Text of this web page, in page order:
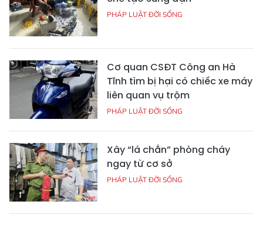
PHÁP LUẬT ĐỜI SỐNG
Cơ quan CSĐT Công an Hà
Tĩnh tìm bị hại có chiếc xe máy
liên quan vụ trộm
PHÁP LUẬT ĐỜI SỐNG
Xây “lá chắn” phòng cháy
ngay từ cơ sở
PHÁP LUẬT ĐỜI SỐNG